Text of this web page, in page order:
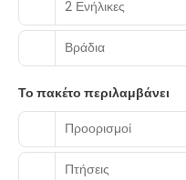
2 Ενήλικες
Βράδια
Το πακέτο περιλαμβάνει
Προορισμοί
Πτήσεις